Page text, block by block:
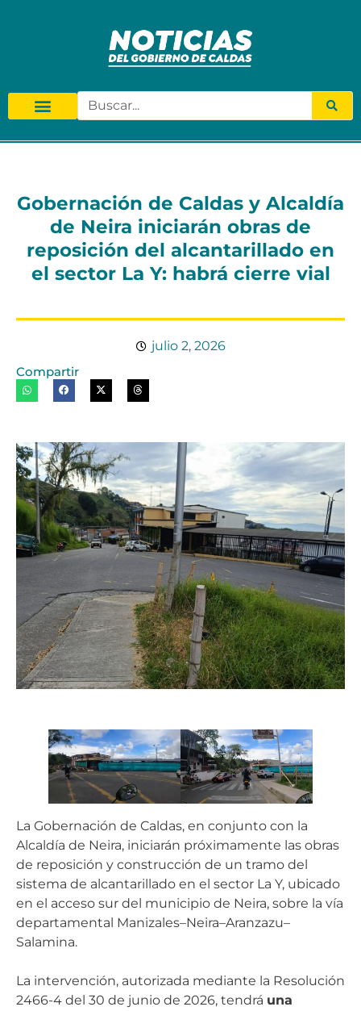
Gobernación de Caldas y Alcaldía
de Neira iniciarán obras de
reposición del alcantarillado en
el sector La Y: habrá cierre vial
julio 2, 2026
Compartir
La Gobernación de Caldas, en conjunto con la
Alcaldía de Neira, iniciarán próximamente las obras
de reposición y construcción de un tramo del
sistema de alcantarillado en el sector La Y, ubicado
en el acceso sur del municipio de Neira, sobre la vía
departamental Manizales–Neira–Aranzazu–
Salamina.
La intervención, autorizada mediante la Resolución
2466-4 del 30 de junio de 2026, tendrá una